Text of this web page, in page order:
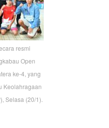
resmi
Open
ke-4, yang
Keolahragaan
Selasa (20/1).